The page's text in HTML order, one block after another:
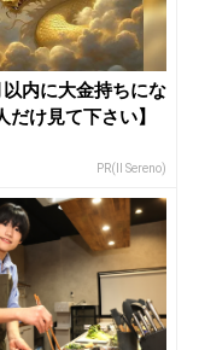
以内に大金持ちにな
だけ見て下さい】
PR(Il Sereno)